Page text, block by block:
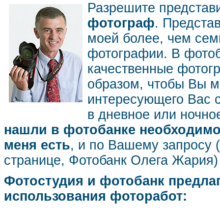
Разрешите
фотограф.
моей более, чем
фотографии. В
качественные
образом, чтобы Вы
интересующего Вас
в дневное или
нашли в фотобанке
меня есть, и по Вашему запросу
странице, Фотобанк Олега
Фотостудия и фотобанк
использования фоторабот: